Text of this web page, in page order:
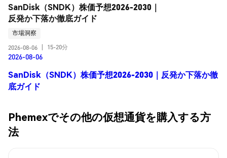
SanDisk（SNDK）株価予想2026-2030｜
反発か下落か徹底ガイド
市場洞察
2026-08-06
15-20分
2026-08-06
SanDisk（SNDK）株価予想2026-2030｜反発か下落か徹
底ガイド
Phemexでその他の仮想通貨を購入する方
法